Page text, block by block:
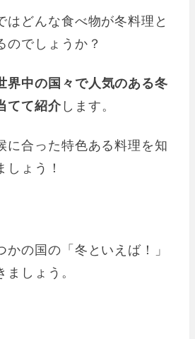
はどんな食べ物が冬料理と
のでしょうか？
界中の国々で人気のある冬
てて紹介します。
に合った特色ある料理を知
しょう！
の国の「冬といえば！」
しょう。